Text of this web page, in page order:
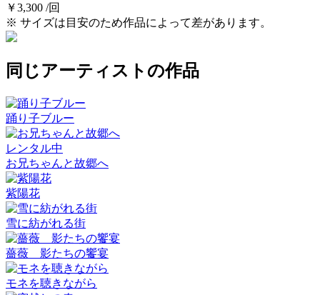
￥3,300 /回
※ サイズは目安のため作品によって差があります。
同じアーティストの作品
踊り子ブルー
レンタル中
お兄ちゃんと故郷へ
紫陽花
雪に紡がれる街
薔薇 影たちの饗宴
モネを聴きながら